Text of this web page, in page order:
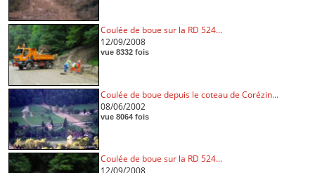
Coulée de boue sur la RD 524...
12/09/2008
vue 8332 fois
Coulée de boue depuis le coteau de Corézin...
08/06/2002
vue 8064 fois
Coulée de boue sur la RD 524...